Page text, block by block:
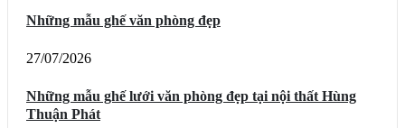
Những mẫu ghế văn phòng đẹp
27/07/2026
Những mẫu ghế lưới văn phòng đẹp tại nội thất Hùng
Thuận Phát